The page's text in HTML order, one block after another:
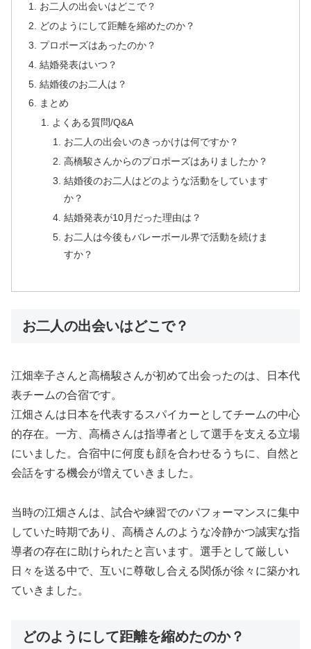
お二人の出会いはどこで？
どのようにして距離を縮めたのか？
プロポーズはあったのか？
結婚発表はいつ？
結婚後のお二人は？
まとめ
よくある質問/Q&A
お二人の出会いのきっかけは何ですか？
高橋駿さんからのプロポーズはありましたか？
結婚後のお二人はどのような活動をしています
か？
結婚発表が10月だった理由は？
お二人は今後もバレーボール界で活動を続けま
すか？
お二人の出会いはどこで？
江畑幸子さんと高橋駿さんが初めて出会ったのは、日本代
表チームの合宿です。
江畑さんは日本を代表するスパイカーとしてチームの中心
的存在。一方、高橋さんは指導者として選手を支える立場
にいました。合宿中に何度も顔を合わせるうちに、自然と
会話をする機会が増えていきました。
当時の江畑さんは、試合や練習でのパフォーマンスに集中
していた時期であり、高橋さんのような冷静かつ誠実な指
導者の存在に助けられたと言います。選手として厳しい
日々を送る中で、互いに尊敬し合える関係が徐々に築かれ
ていきました。
どのようにして距離を縮めたのか？